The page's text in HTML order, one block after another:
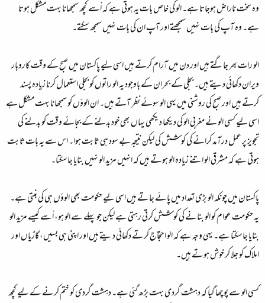
وہ سخت ناراض ہوجاتا ہے۔ الو کی خاص بات یہ ہوتی ہے کہ اْسے کچھ سمجھانا بہت مشکل ہوتا
ہے۔ وہ آپ کی بات نہیں سمجھتے اور آپ ان کی بات نہیں سمجھ سکتے۔
الو رات بھر جاگتے ہیں اور دن میں آرام کرتے ہیں اسی لیے پاکستان میں صبح کے وقت کاروبار
ویران دکھائی دیتے ہیں۔ بجلی کے بحران کے باوجود یہ الو راتوں کو بجلی استعمال کرنا زیادہ پسند
کرتے ہیں اور صبح کی روشنی میں یہی الو سوئے نظر آتے ہیں۔ ان الوؤں کو سمجھانا بہت مشکل ہے
اسی لیے کسی الو نے مغربی الو کی دیکھا دیکھی یہاں بھی خود بدلنے کے بجائے وقت کو بدلنے کی
تجویز پر عمل درآمد کرانے کی کوشش کی لیکن نتیجہ بے سود ہی ثابت ہوا۔ اس سے یہ بات ثابت
ہوتی ہے کہ مشرقی الو اتنے زیادہ الو ہوتے ہیں کہ انہیں مزید الو نہیں بنایا جاسکتا۔
پاکستان میں چونکہ الو بڑی تعداد میں پائے جاتے ہیں اسی لیے حکومت بھی الوؤں ہی کی بنتی ہے۔
یہ حکومت عوام کو الو بنانے کی کوشش کرتی رہتی ہے لیکن جو پہلے سے الو ہو، اْسے کیسے مزید الو
بنایا جاسکتا ہے۔ یہی وجہ ہے کہ الو احتجاج کرتے دکھائی دیتے ہیں اور اپنی ہی بسیں، گاڑیاں اور
املاک کو جلا کر خوش ہوتے ہیں۔
کسی الو سے پوچھا گیا کہ دہشت گردی بہت بڑھ گئی ہے۔ دہشت گردی کو ختم کرنے کے لیے کچھ